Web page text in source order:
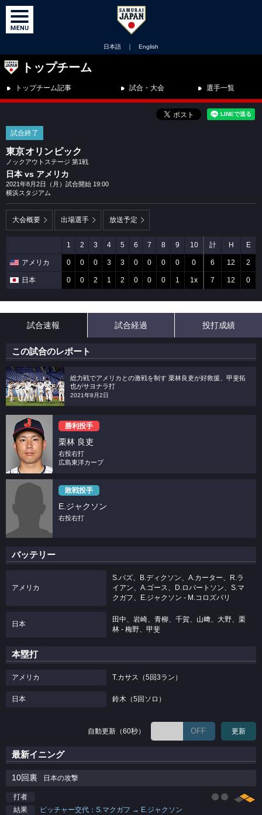
日本語 ｜ English
トップチーム
トップチーム記事 試合・大会 選手一覧
試合終了
東京オリンピック
ノックアウトステージ 第1戦
日本 vs アメリカ
2021年8月2日（月）試合開始 19:00
横浜スタジアム
大会概要 出場選手 放送予定
1 2 3 4 5 6 7 8 9 10 計 H E
アメリカ 0 0 0 3 3 0 0 0 0 0 6 12 2
日本 0 0 2 1 2 0 0 0 1 1x 7 12 0
試合速報 試合経過 投打成績
この試合のレポート
総力戦でアメリカとの激戦を制す 栗林良吏が好救援、甲斐拓
也がサヨナラ打
2021年8月2日
勝利投手
栗林 良吏
右投右打
広島東洋カープ
敗戦投手
E.ジャクソン
右投右打
バッテリー
アメリカ
S.バズ、B.ディクソン、A.カーター、R.ラ
イアン、A.ゴース、D.ロバートソン、S.マ
クガフ、E.ジャクソン - M.コロズバリ
日本
田中、岩崎、青柳、千賀、山﨑、大野、栗
林 - 梅野、甲斐
本塁打
アメリカ T.カサス（5回3ラン）
日本 鈴木（5回ソロ）
自動更新（60秒） OFF 更新
最新イニング
10回裏 日本の攻撃
打者
結果
ピッチャー交代：S.マクガフ → E.ジャクソン